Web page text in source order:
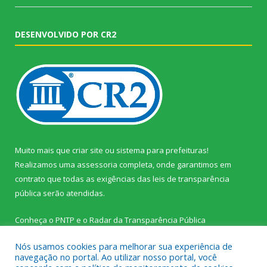
DESENVOLVIDO POR CR2
Muito mais que criar site ou sistema para prefeituras!
Realizamos uma assessoria completa, onde garantimos em
contrato que todas as exigências das leis de transparência
pública serão atendidas.
Conheça o PNTP e o Radar da Transparência Pública
Nós usamos cookies para melhorar sua experiência de
navegação no portal. Ao utilizar nosso portal, você